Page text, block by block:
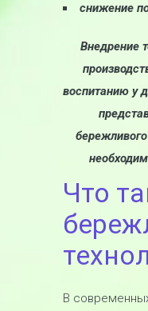
снижение
Внедрение
воспитанию у
Что
В